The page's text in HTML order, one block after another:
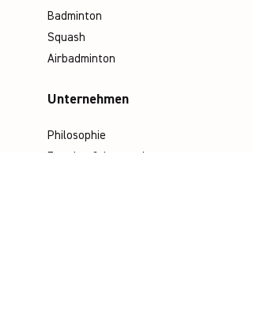
Badminton
Squash
Airbadminton
Philosophie
Unternehmen